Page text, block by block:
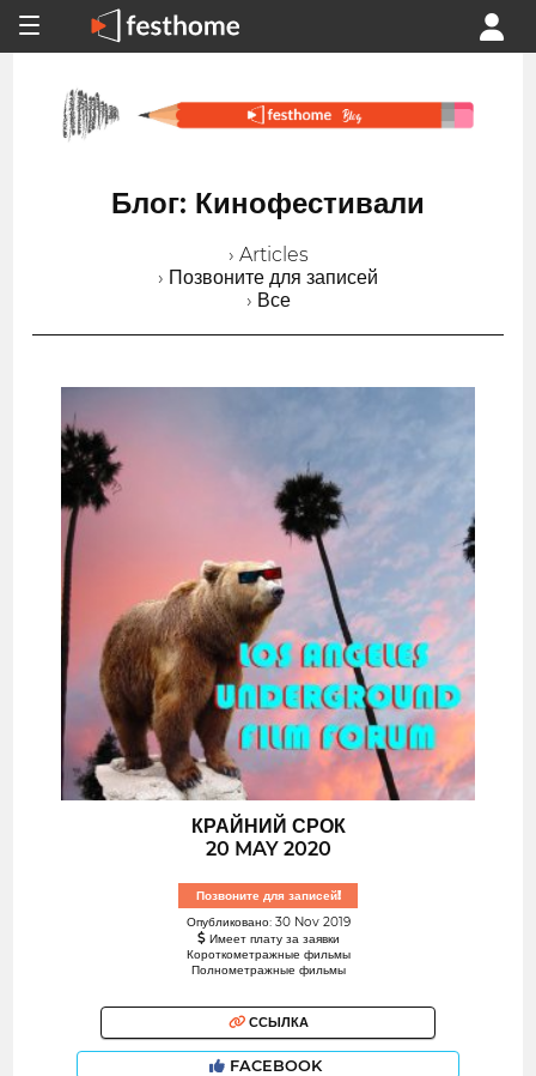
Блог: Кинофестивали
› Articles
› Позвоните для записей
› Все
КРАЙНИЙ СРОК
20 MAY 2020
Позвоните для записей!
Опубликовано: 30 Nov 2019
Имеет плату за заявки
Короткометражные фильмы
Полнометражные фильмы
ССЫЛКА
FACEBOOK